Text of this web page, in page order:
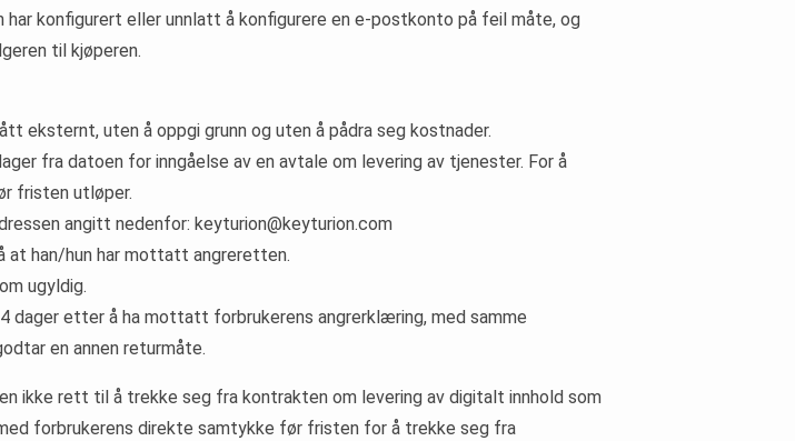
konfigurert eller unnlatt å konfigurere en e-postkonto på feil måte, og
til kjøperen.
eksternt, uten å oppgi grunn og uten å pådra seg kostnader.
fra datoen for inngåelse av en avtale om levering av tjenester. For å
fristen utløper.
angitt nedenfor: keyturion@keyturion.com
at han/hun har mottatt angreretten.
ugyldig.
dager etter å ha mottatt forbrukerens angrerklæring, med samme
en annen returmåte.
ikke rett til å trekke seg fra kontrakten om levering av digitalt innhold som
forbrukerens direkte samtykke før fristen for å trekke seg fra